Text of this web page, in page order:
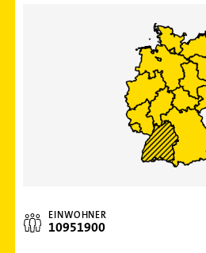
EINWOHNER
10951900